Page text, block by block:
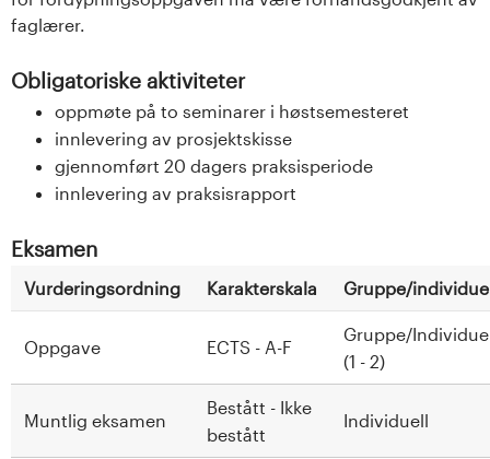
faglærer.
Obligatoriske aktiviteter
oppmøte på to seminarer i høstsemesteret
innlevering av prosjektskisse
gjennomført 20 dagers praksisperiode
innlevering av praksisrapport
Eksamen
Vurderingsordning Karakterskala Gruppe/
Oppgave ECTS - A-F
Gruppe/
(1 - 2)
Muntlig eksamen
Bestått - Ikke
bestått
Individuell